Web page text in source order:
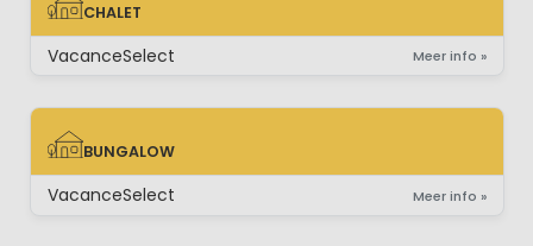
CHALET
CHALET
VacanceSelect Meer info »
BUNGALOW
BUNGALOW
VacanceSelect Meer info »